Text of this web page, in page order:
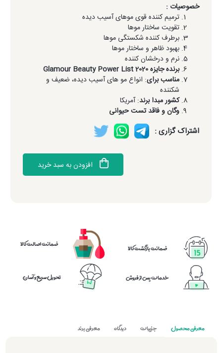
خصوصیات :
ترمیم کننده قوی موهای آسیب دیده
تقویت ساختار موها
برطرف کننده شکستگی موها
بهبود ظاهر و ساختار موها
نرم و درخشان کننده
برنده جایزه Glamour Beauty Power List 2020
مناسب برای: انواع مو های آسیب دیده، ضعیف و
شکننده
کشور مبدا برند: آمریکا
وگان و فاقدتست حیوانی
اشتراک گزاری :
افزودن به سبد خرید
ضمانت بازگشت کالا ضمانت اصالت کالا
خدمات پس از فروش تحویل سریع و آسان
معرفی محصول جزییات دیدگاه معرفی برند